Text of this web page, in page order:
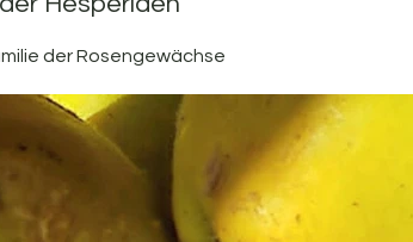
der Rosengewächse